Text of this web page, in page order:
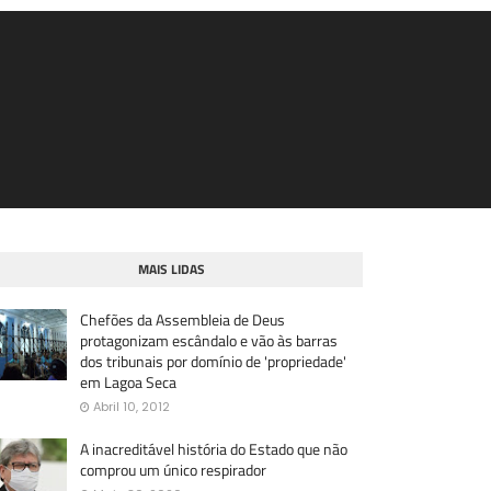
MAIS LIDAS
Chefões da Assembleia de Deus
protagonizam escândalo e vão às barras
dos tribunais por domínio de 'propriedade'
em Lagoa Seca
Abril 10, 2012
A inacreditável história do Estado que não
comprou um único respirador